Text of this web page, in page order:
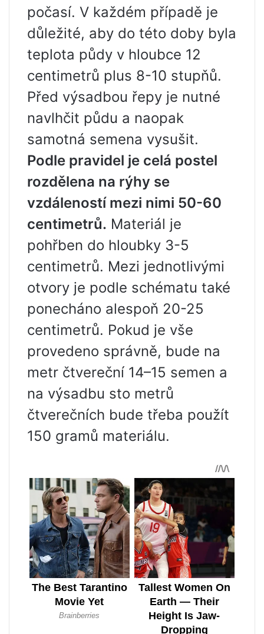
počasí. V každém případě je
důležité, aby do této doby byla
teplota půdy v hloubce 12
centimetrů plus 8-10 stupňů.
Před výsadbou řepy je nutné
navlhčit půdu a naopak
samotná semena vysušit.
Podle pravidel je celá postel
rozdělena na rýhy se
vzdáleností mezi nimi 50-60
centimetrů. Materiál je
pohřben do hloubky 3-5
centimetrů. Mezi jednotlivými
otvory je podle schématu také
ponecháno alespoň 20-25
centimetrů. Pokud je vše
provedeno správně, bude na
metr čtvereční 14–15 semen a
na výsadbu sto metrů
čtverečních bude třeba použít
150 gramů materiálu.